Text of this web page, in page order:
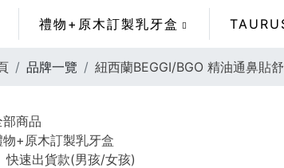
禮物+原木訂製乳牙盒
品牌一覽 紐西蘭BEGGI/BGO 精油通鼻貼
部商品
物+原木訂製乳牙盒
快速出貨款(男孩/女孩)